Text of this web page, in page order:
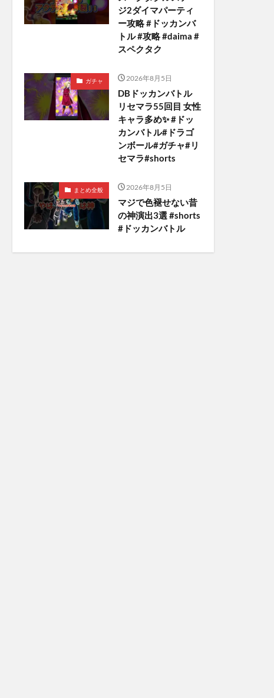
ジ2ダイマパーティ
ー攻略 #ドッカンバ
トル #攻略 #daima #
スペクタク
ガチャ 2026年8月5日
DBドッカンバトル
リセマラ55回目 女性
キャラ多め✨️ #ドッ
カンバトル#ドラゴ
ンボール#ガチャ#リ
セマラ#shorts
まとめ全般 2026年8月5日
マジで色褪せない昔
の神演出3選 #shorts
#ドッカンバトル